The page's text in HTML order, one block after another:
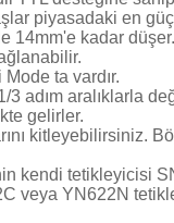
piyasadaki en
14mm'e kadar düşer.
ta vardır.
3 adım aralıklarla
gelirler.
kitleyebilirsiniz.
kendi tetikleyicisi
veya YN622N